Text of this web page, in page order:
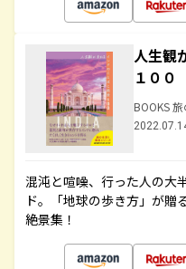
人生観
１００
BOOKS
混沌と喧噪、行った人の大
ド。「地球の歩き方」が贈
絶景集！